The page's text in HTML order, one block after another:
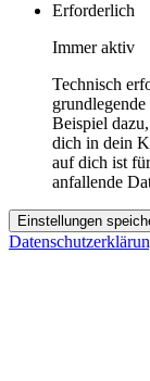
Erforderlich
Immer aktiv
Technisch
Beispiel
dich in dein
auf dich ist
anfallende
Einstellungen